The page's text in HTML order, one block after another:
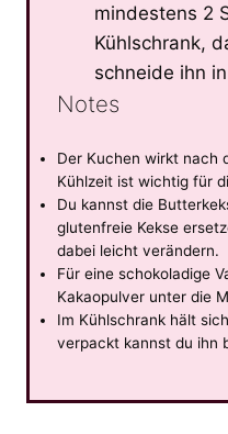
mindestens 2
Kühlschrank,
schneide ihn
Notes
Der Kuchen wirkt nach
Kühlzeit ist wichtig für
Du kannst die
glutenfreie Kekse
dabei leicht verändern.
Für eine schokoladige
Kakaopulver unter die
Im Kühlschrank hält
verpackt kannst du ihn